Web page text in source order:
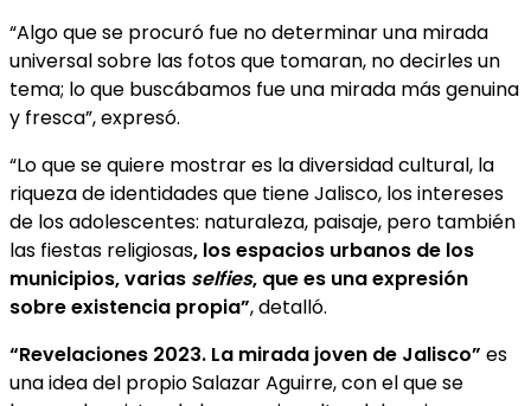
“Algo que se procuró fue no determinar una mirada
universal sobre las fotos que tomaran, no decirles un
tema; lo que buscábamos fue una mirada más genuina
y fresca”, expresó.
“Lo que se quiere mostrar es la diversidad cultural, la
riqueza de identidades que tiene Jalisco, los intereses
de los adolescentes: naturaleza, paisaje, pero también
las fiestas religiosas, los espacios urbanos de los
municipios, varias selfies, que es una expresión
sobre existencia propia”, detalló.
“Revelaciones 2023. La mirada joven de Jalisco” es
una idea del propio Salazar Aguirre, con el que se